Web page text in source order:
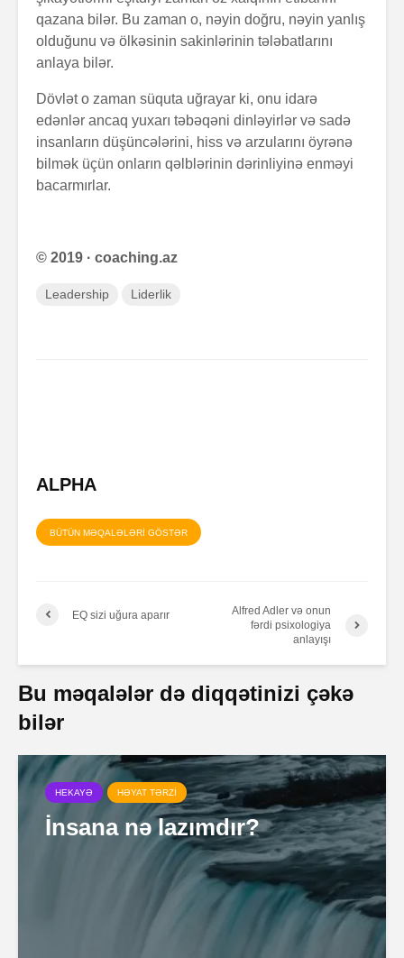
qazana bilər. Bu zaman o, nəyin doğru, nəyin yanlış
olduğunu və ölkəsinin sakinlərinin tələbatlarını
anlaya bilər.
Dövlət o zaman süquta uğrayar ki, onu idarə
edənlər ancaq yuxarı təbəqəni dinləyirlər və sadə
insanların düşüncələrini, hiss və arzularını öyrənə
bilmək üçün onların qəlblərinin dərinliyinə enməyi
bacarmırlar.
© 2019 · coaching.az
Leadership Liderlik
ALPHA
BÜTÜN MƏQALƏLƏRİ GÖSTƏR
EQ sizi uğura aparır
Alfred Adler və onun
fərdi psixologiya
anlayışı
Bu məqalələr də diqqətinizi çəkə
bilər
HEKAYƏ HƏYAT TƏRZİ
İnsana nə lazımdır?